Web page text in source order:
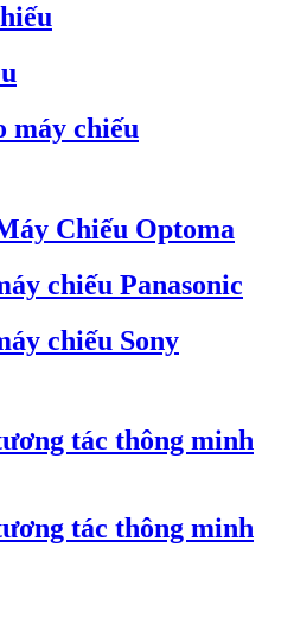
máy chiếu
Chiếu Optoma
chiếu Panasonic
chiếu Sony
tác thông minh
tác thông minh